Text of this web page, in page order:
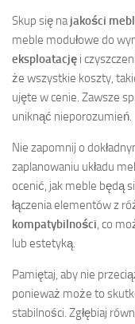
Skup się najakości
meble modułowe do
eksploatację i
że wszystkie koszty,
ujęte w cenie. Zawsze
uniknąć nieporozumień.
Nie zapomnij o
zaplanowaniu układu
ocenić, jak meble będą
łączenia elementów z
kompatybilności, co
lub estetyką.
Pamiętaj, aby nie
ponieważ może to
stabilności. Zgłębiaj